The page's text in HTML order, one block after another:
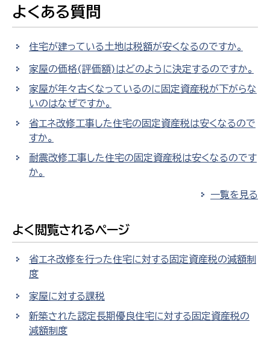
よくある質問
住宅が建っている土地は税額が安くなるのですか。
家屋の価格(評価額)はどのように決定するのですか。
家屋が年々古くなっているのに固定資産税が下がらな
いのはなぜですか。
省エネ改修工事した住宅の固定資産税は安くなるので
すか。
耐震改修工事した住宅の固定資産税は安くなるのです
か。
一覧を見る
よく閲覧されるページ
省エネ改修を行った住宅に対する固定資産税の減額制
度
家屋に対する課税
新築された認定長期優良住宅に対する固定資産税の
減額制度